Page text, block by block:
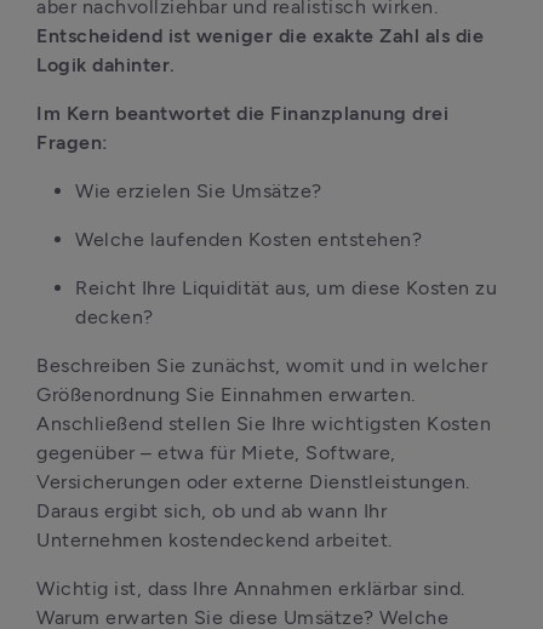
Entscheidend ist weniger die exakte Zahl als die
Logik dahinter.
Im Kern beantwortet die Finanzplanung drei
Fragen:
Wie erzielen Sie Umsätze?
Welche laufenden Kosten entstehen?
Reicht Ihre Liquidität aus, um diese Kosten zu
decken?
Beschreiben Sie zunächst, womit und in welcher
Größenordnung Sie Einnahmen erwarten.
Anschließend stellen Sie Ihre wichtigsten Kosten
gegenüber – etwa für Miete, Software,
Versicherungen oder externe Dienstleistungen.
Daraus ergibt sich, ob und ab wann Ihr
Unternehmen kostendeckend arbeitet.
Wichtig ist, dass Ihre Annahmen erklärbar sind.
Warum erwarten Sie diese Umsätze? Welche